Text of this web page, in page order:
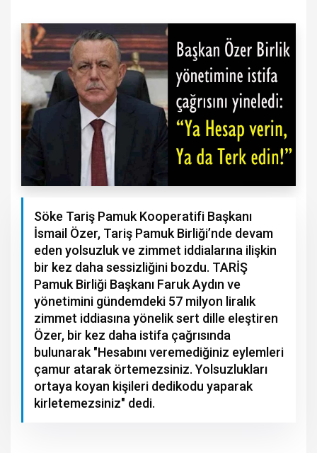
Söke Tariş Pamuk Kooperatifi Başkanı
İsmail Özer, Tariş Pamuk Birliği’nde devam
eden yolsuzluk ve zimmet iddialarına ilişkin
bir kez daha sessizliğini bozdu. TARİŞ
Pamuk Birliği Başkanı Faruk Aydın ve
yönetimini gündemdeki 57 milyon liralık
zimmet iddiasına yönelik sert dille eleştiren
Özer, bir kez daha istifa çağrısında
bulunarak "Hesabını veremediğiniz eylemleri
çamur atarak örtemezsiniz. Yolsuzlukları
ortaya koyan kişileri dedikodu yaparak
kirletemezsiniz" dedi.